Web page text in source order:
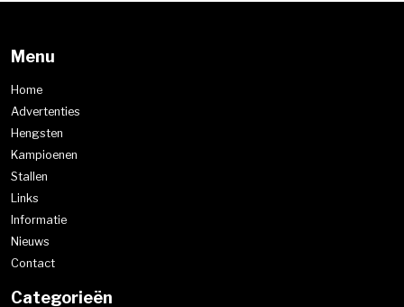
Menu
Home
Advertenties
Hengsten
Kampioenen
Stallen
Links
Informatie
Nieuws
Contact
Categorieën